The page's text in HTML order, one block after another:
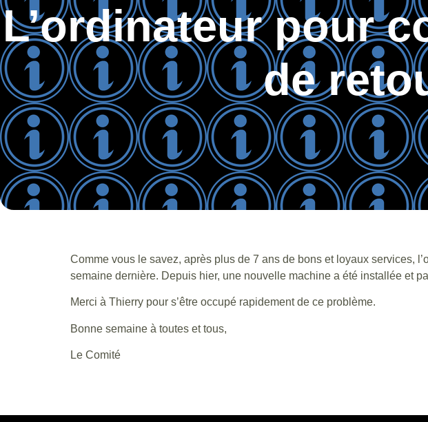
L’ordinateur pour
de
Comme vous le savez, après plus de 7 ans de bons et loyaux services,
semaine dernière. Depuis hier, une nouvelle machine a été installée et
Merci à Thierry pour s’être occupé rapidement de ce problème.
Bonne semaine à toutes et tous,
Le Comité